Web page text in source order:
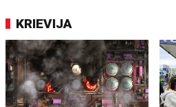
KRIEVIJA